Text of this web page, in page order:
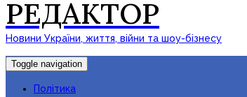
РЕДАКТОР
Новини України, життя, війни та шоу-бізнесу
Toggle navigation
Політика